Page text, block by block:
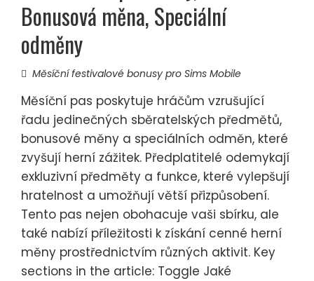
Bonusová měna, Speciální
odměny
Měsíční festivalové bonusy pro Sims Mobile
Měsíční pas poskytuje hráčům vzrušující
řadu jedinečných sběratelských předmětů,
bonusové měny a speciálních odměn, které
zvyšují herní zážitek. Předplatitelé odemykají
exkluzivní předměty a funkce, které vylepšují
hratelnost a umožňují větší přizpůsobení.
Tento pas nejen obohacuje vaši sbírku, ale
také nabízí příležitosti k získání cenné herní
měny prostřednictvím různých aktivit. Key
sections in the article: Toggle Jaké